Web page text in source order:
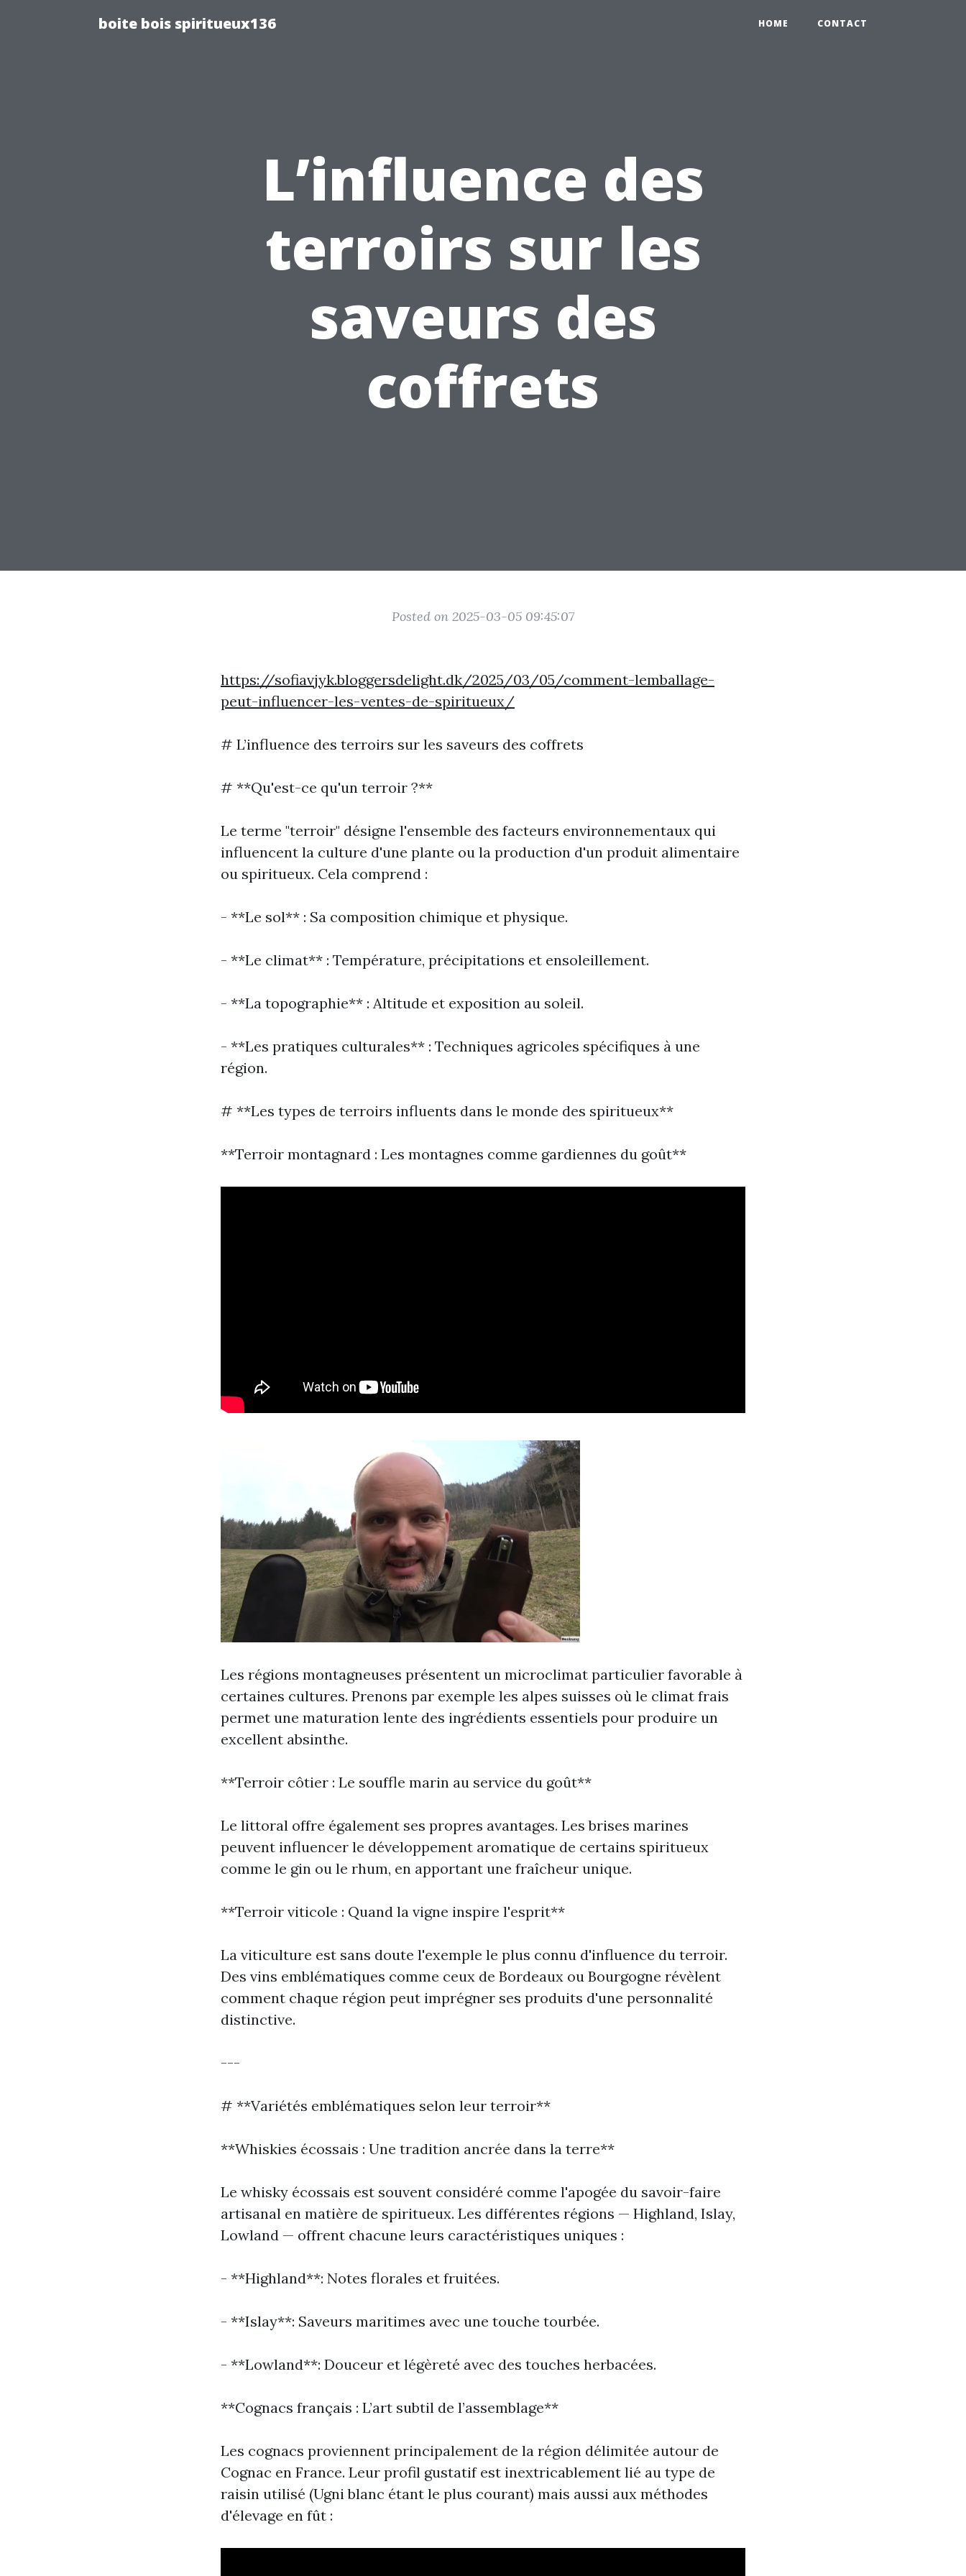
boite bois spiritueux136 HOME CONTACT
L’influence des
terroirs sur les
saveurs des
coffrets
Posted on 2025-03-05 09:45:07
https://sofiavjyk.bloggersdelight.dk/2025/03/05/comment-lemballage-
peut-influencer-les-ventes-de-spiritueux/
# L’influence des terroirs sur les saveurs des coffrets
# **Qu'est-ce qu'un terroir ?**
Le terme "terroir" désigne l'ensemble des facteurs environnementaux qui
influencent la culture d'une plante ou la production d'un produit alimentaire
ou spiritueux. Cela comprend :
- **Le sol** : Sa composition chimique et physique.
- **Le climat** : Température, précipitations et ensoleillement.
- **La topographie** : Altitude et exposition au soleil.
- **Les pratiques culturales** : Techniques agricoles spécifiques à une
région.
# **Les types de terroirs influents dans le monde des spiritueux**
**Terroir montagnard : Les montagnes comme gardiennes du goût**
Les régions montagneuses présentent un microclimat particulier favorable à
certaines cultures. Prenons par exemple les alpes suisses où le climat frais
permet une maturation lente des ingrédients essentiels pour produire un
excellent absinthe.
**Terroir côtier : Le souffle marin au service du goût**
Le littoral offre également ses propres avantages. Les brises marines
peuvent influencer le développement aromatique de certains spiritueux
comme le gin ou le rhum, en apportant une fraîcheur unique.
**Terroir viticole : Quand la vigne inspire l'esprit**
La viticulture est sans doute l'exemple le plus connu d'influence du terroir.
Des vins emblématiques comme ceux de Bordeaux ou Bourgogne révèlent
comment chaque région peut imprégner ses produits d'une personnalité
distinctive.
---
# **Variétés emblématiques selon leur terroir**
**Whiskies écossais : Une tradition ancrée dans la terre**
Le whisky écossais est souvent considéré comme l'apogée du savoir-faire
artisanal en matière de spiritueux. Les différentes régions — Highland, Islay,
Lowland — offrent chacune leurs caractéristiques uniques :
- **Highland**: Notes florales et fruitées.
- **Islay**: Saveurs maritimes avec une touche tourbée.
- **Lowland**: Douceur et légèreté avec des touches herbacées.
**Cognacs français : L’art subtil de l’assemblage**
Les cognacs proviennent principalement de la région délimitée autour de
Cognac en France. Leur profil gustatif est inextricablement lié au type de
raisin utilisé (Ugni blanc étant le plus courant) mais aussi aux méthodes
d'élevage en fût :